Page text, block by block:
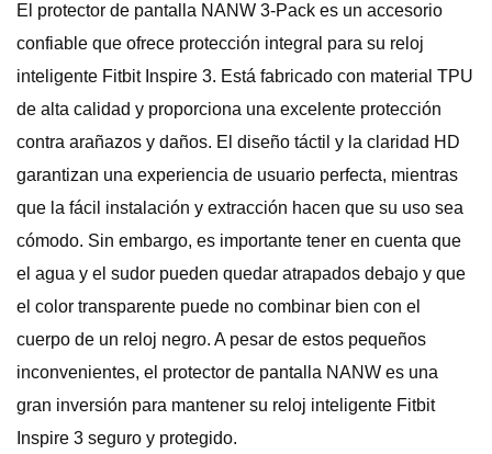
El protector de pantalla NANW 3-Pack es un accesorio
confiable que ofrece protección integral para su reloj
inteligente Fitbit Inspire 3. Está fabricado con material TPU
de alta calidad y proporciona una excelente protección
contra arañazos y daños. El diseño táctil y la claridad HD
garantizan una experiencia de usuario perfecta, mientras
que la fácil instalación y extracción hacen que su uso sea
cómodo. Sin embargo, es importante tener en cuenta que
el agua y el sudor pueden quedar atrapados debajo y que
el color transparente puede no combinar bien con el
cuerpo de un reloj negro. A pesar de estos pequeños
inconvenientes, el protector de pantalla NANW es una
gran inversión para mantener su reloj inteligente Fitbit
Inspire 3 seguro y protegido.